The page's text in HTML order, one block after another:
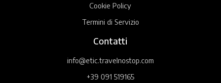
Cookie Policy
Termini di Servizio
Contatti
info@etic.travelnostop.com
+39 091 519165